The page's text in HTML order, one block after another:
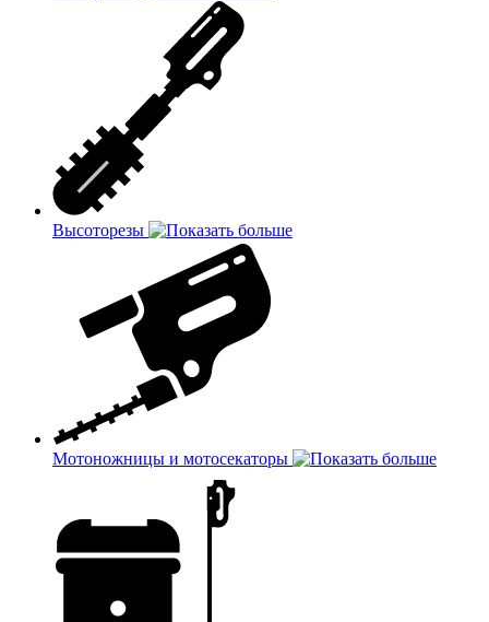
Высоторезы
Мотоножницы и мотосекаторы